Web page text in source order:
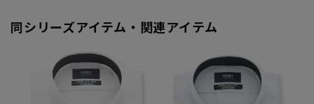
同シリーズアイテム・関連アイテム